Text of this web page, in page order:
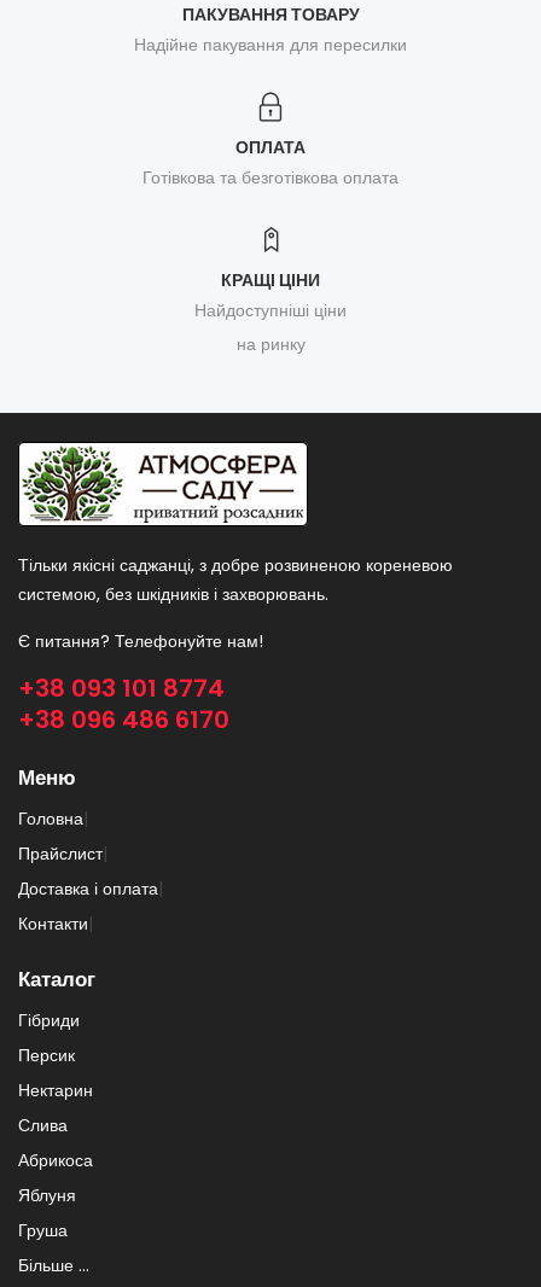
ПАКУВАННЯ ТОВАРУ
Надійне пакування для пересилки
ОПЛАТА
Готівкова та безготівкова оплата
КРАЩІ ЦІНИ
Найдоступніші ціни
на ринку
Тільки якісні саджанці, з добре розвиненою кореневою
системою, без шкідників і захворювань.
Є питання? Телефонуйте нам!
+38 093 101 8774
+38 096 486 6170
Меню
Головна|
Прайслист|
Доставка і оплата|
Контакти|
Каталог
Гібриди
Персик
Нектарин
Слива
Абрикоса
Яблуня
Груша
Більше ...